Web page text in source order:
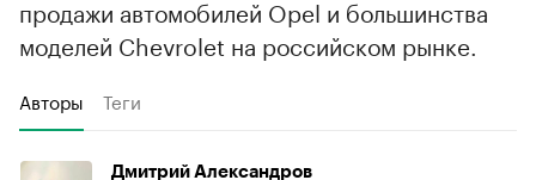
продажи автомобилей Opel и большинства
моделей Chevrolet на российском рынке.
Авторы Теги
Дмитрий Александров